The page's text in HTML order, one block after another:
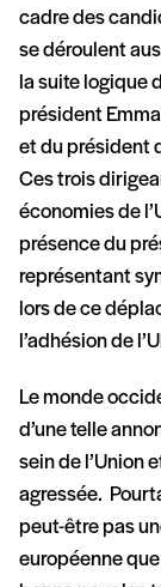
cadre des
se déroulent
la suite logique
président
et du président
Ces trois
économies de
présence du
représentant
lors de ce
l’adhésion de
Le monde
d’une telle
sein de l’Union
agressée.
peut-être pas
européenne